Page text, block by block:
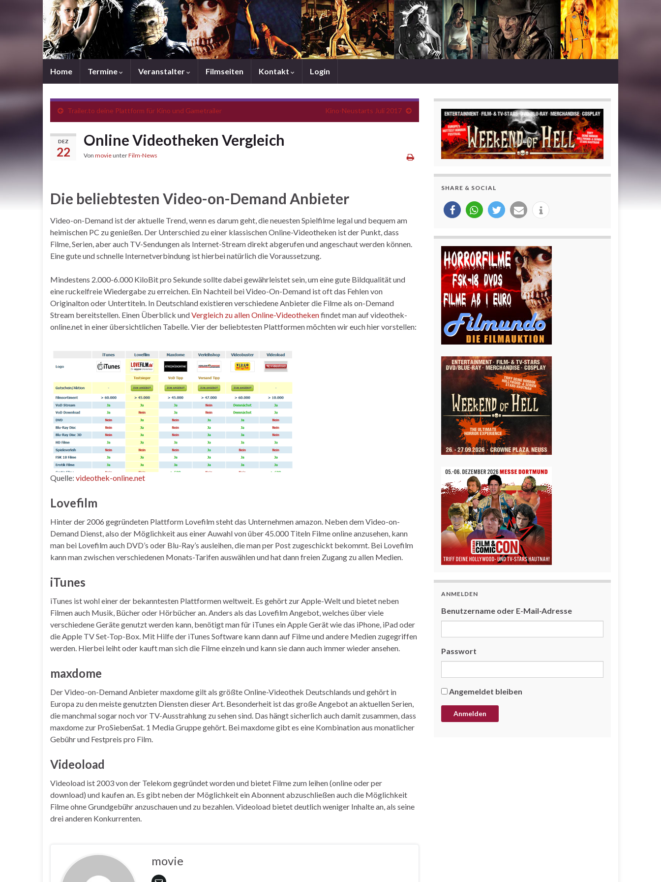
Home Termine Veranstalter Filmseiten Kontakt Login
Trailer.to deine Plattform für Kino und Gametrailer Kino-Neustarts Juli 2017
DEZ
22
Online Videotheken Vergleich
Von movieunterFilm-News
Die beliebtesten Video-on-Demand Anbieter
Video-on-Demand ist der aktuelle Trend, wenn es darum geht, die neuesten Spielfilme legal und bequem am
heimischen PC zu genießen. Der Unterschied zu einer klassischen Online-Videotheken ist der Punkt, dass
Filme, Serien, aber auch TV-Sendungen als Internet-Stream direkt abgerufen und angeschaut werden können.
Eine gute und schnelle Internetverbindung ist hierbei natürlich die Voraussetzung.
Mindestens 2.000-6.000 KiloBit pro Sekunde sollte dabei gewährleistet sein, um eine gute Bildqualität und
eine ruckelfreie Wiedergabe zu erreichen. Ein Nachteil bei Video-On-Demand ist oft das Fehlen von
Originalton oder Untertiteln. In Deutschland existieren verschiedene Anbieter die Filme als on-Demand
Stream bereitstellen. Einen Überblick undVergleich zu allen Online-Videothekenfindet man auf videothek-
online.net in einer übersichtlichen Tabelle. Vier der beliebtesten Plattformen möchten wir euch hier vorstellen:
Quelle: videothek-online.net
Lovefilm
Hinter der 2006 gegründeten Plattform Lovefilm steht das Unternehmen amazon. Neben dem Video-on-
Demand Dienst, also der Möglichkeit aus einer Auwahl von über 45.000 Titeln Filme online anzusehen, kann
man bei Lovefilm auch DVD’s oder Blu-Ray’s ausleihen, die man per Post zugeschickt bekommt. Bei Lovefilm
kann man zwischen verschiedenen Monats-Tarifen auswählen und hat dann freien Zugang zu allen Medien.
iTunes
iTunes ist wohl einer der bekanntesten Plattformen weltweit. Es gehört zur Apple-Welt und bietet neben
Filmen auch Musik, Bücher oder Hörbücher an. Anders als das Lovefilm Angebot, welches über viele
verschiedene Geräte genutzt werden kann, benötigt man für iTunes ein Apple Gerät wie das iPhone, iPad oder
die Apple TV Set-Top-Box. Mit Hilfe der iTunes Software kann dann auf Filme und andere Medien zugegriffen
werden. Hierbei leiht oder kauft man sich die Filme einzeln und kann sie dann auch immer wieder ansehen.
maxdome
Der Video-on-Demand Anbieter maxdome gilt als größte Online-Videothek Deutschlands und gehört in
Europa zu den meiste genutzten Diensten dieser Art. Besonderheit ist das große Angebot an aktuellen Serien,
die manchmal sogar noch vor TV-Ausstrahlung zu sehen sind. Das hängt sicherlich auch damit zusammen, dass
maxdome zur ProSiebenSat. 1 Media Gruppe gehört. Bei maxdome gibt es eine Kombination aus monatlicher
Gebühr und Festpreis pro Film.
Videoload
Videoload ist 2003 von der Telekom gegründet worden und bietet Filme zum leihen (online oder per
download) und kaufen an. Es gibt neben der Möglichkeit ein Abonnent abzuschließen auch die Möglichkeit
Filme ohne Grundgebühr anzuschauen und zu bezahlen. Videoload bietet deutlich weniger Inhalte an, als seine
drei anderen Konkurrenten.
movie
SHARE & SOCIAL
ANMELDEN
Benutzername oder E-Mail-Adresse
Passwort
Angemeldet bleiben